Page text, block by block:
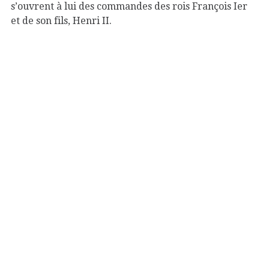
s’ouvrent à lui des commandes des rois François Ier
et de son fils, Henri II.
Galerie de l’Hôtel de Bullioud